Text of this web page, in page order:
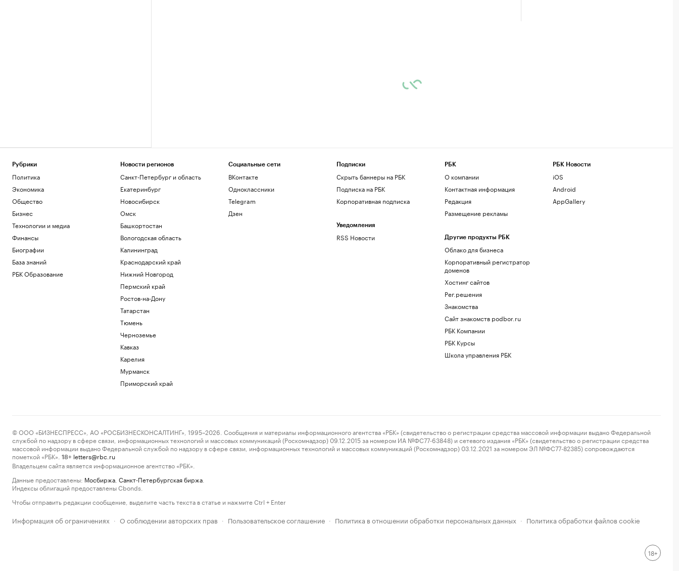
Рубрики
Политика
Экономика
Общество
Бизнес
Технологии и медиа
Финансы
Биографии
База знаний
РБК Образование
Новости регионов
Санкт-Петербург и область
Екатеринбург
Новосибирск
Омск
Башкортостан
Вологодская область
Калининград
Краснодарский край
Нижний Новгород
Пермский край
Ростов-на-Дону
Татарстан
Тюмень
Черноземье
Кавказ
Карелия
Мурманск
Приморский край
Социальные сети
ВКонтакте
Одноклассники
Telegram
Дзен
Подписки
Скрыть баннеры на РБК
Подписка на РБК
Корпоративная подписка
Уведомления
RSS Новости
РБК
О компании
Контактная информация
Редакция
Размещение рекламы
Другие продукты РБК
Облако для бизнеса
Корпоративный регистратор
доменов
Хостинг сайтов
Рег.решения
Знакомства
Сайт знакомств podbor.ru
РБК Компании
РБК Курсы
Школа управления РБК
РБК Новости
iOS
Android
AppGallery
© ООО «БИЗНЕСПРЕСС», АО «РОСБИЗНЕСКОНСАЛТИНГ», 1995–2026. Сообщения и материалы информационного агентства «РБК» (свидетельство о регистрации средства массовой информации выдано Федеральной
службой по надзору в сфере связи, информационных технологий и массовых коммуникаций (Роскомнадзор) 09.12.2015 за номером ИА №ФС77-63848) и сетевого издания «РБК» (свидетельство о регистрации средства
массовой информации выдано Федеральной службой по надзору в сфере связи, информационных технологий и массовых коммуникаций (Роскомнадзор) 03.12.2021 за номером ЭЛ №ФС77-82385) сопровождаются
пометкой «РБК».
18+ letters@rbc.ru
Владельцем сайта является информационное агентство «РБК».
Данные предоставлены: Мосбиржа Санкт-Петербургская биржа
Индексы облигаций предоставлены Cbonds.
Чтобы отправить редакции сообщение, выделите часть текста в статье и нажмите Ctrl + Enter
Информация об ограничениях · О соблюдении авторских прав · Пользовательское соглашение · Политика в отношении обработки персональных данных · Политика обработки файлов cookie
18+